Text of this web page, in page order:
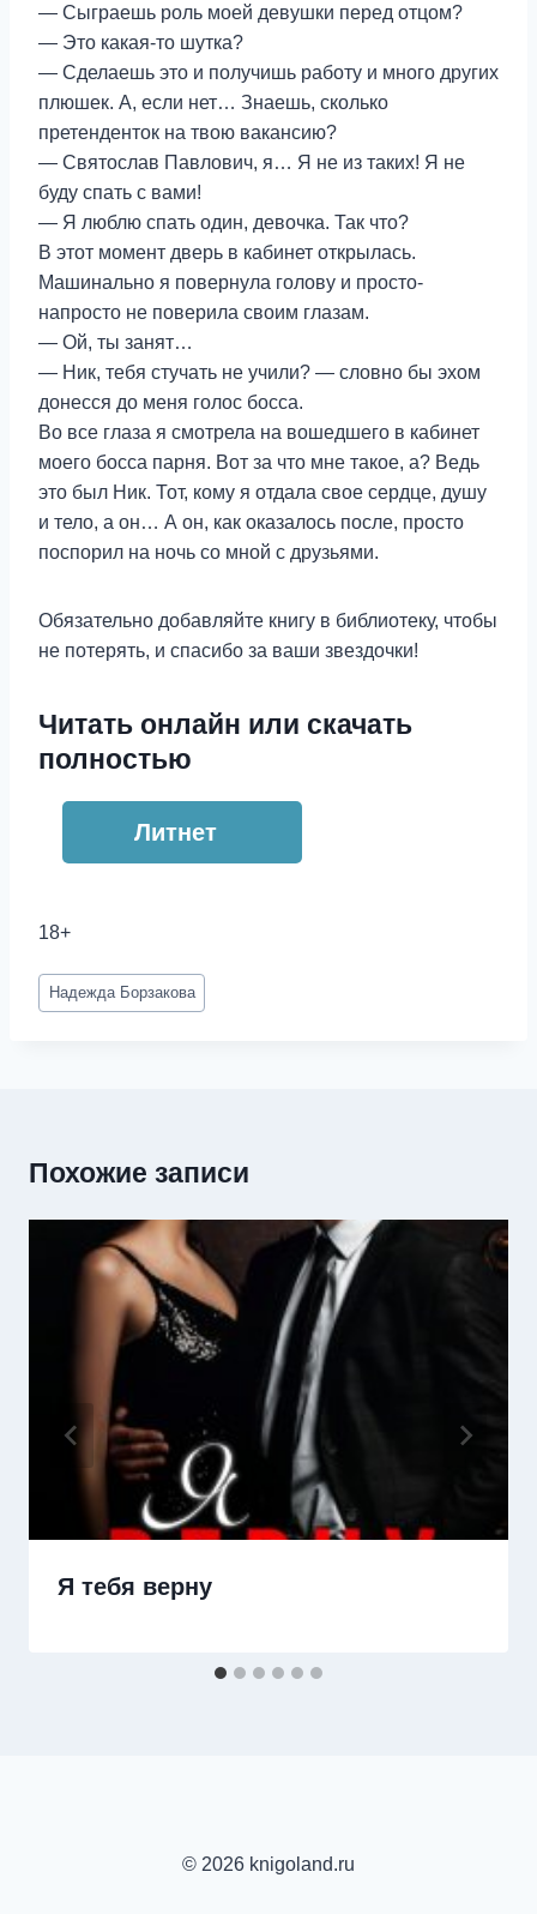
— Сыграешь роль моей девушки перед отцом?
— Это какая-то шутка?
— Сделаешь это и получишь работу и много других
плюшек. А, если нет… Знаешь, сколько
претенденток на твою вакансию?
— Святослав Павлович, я… Я не из таких! Я не
буду спать с вами!
— Я люблю спать один, девочка. Так что?
В этот момент дверь в кабинет открылась.
Машинально я повернула голову и просто-
напросто не поверила своим глазам.
— Ой, ты занят…
— Ник, тебя стучать не учили? — словно бы эхом
донесся до меня голос босса.
Во все глаза я смотрела на вошедшего в кабинет
моего босса парня. Вот за что мне такое, а? Ведь
это был Ник. Тот, кому я отдала свое сердце, душу
и тело, а он… А он, как оказалось после, просто
поспорил на ночь со мной с друзьями.
Обязательно добавляйте книгу в библиотеку, чтобы
не потерять, и спасибо за ваши звездочки‍!
Читать онлайн или скачать
полностью
Литнет
18+
Метки
записи:
Надежда Борзакова
Похожие записи
Я тебя верну
© 2026 knigoland.ru